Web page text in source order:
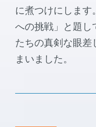
に煮つけにします
への挑戦」と題し
たちの真剣な眼差
まいました。